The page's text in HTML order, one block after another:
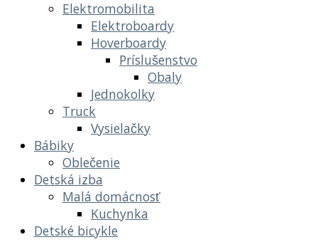
Elektromobilita
Elektroboardy
Hoverboardy
Príslušenstvo
Obaly
Jednokolky
Truck
Vysielačky
Bábiky
Oblečenie
Detská izba
Malá domácnosť
Kuchynka
Detské bicykle